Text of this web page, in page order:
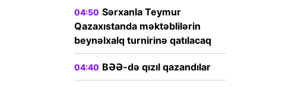
04:50 Sərxanla Teymur
Qazaxıstanda məktəblilərin
beynəlxalq turnirinə qatılacaq
04:40 BƏƏ-də qızıl qazandılar